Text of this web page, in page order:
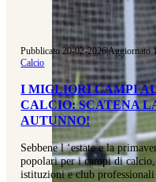
Pubblicato 20-02-2026|Aggiornato
Calcio
I MIGLIORI CAMPI
CALCIO: SCATENA
AUTUNNO!
Sebbene l ‘estate e la
popolari per i campi di
istituzioni e club